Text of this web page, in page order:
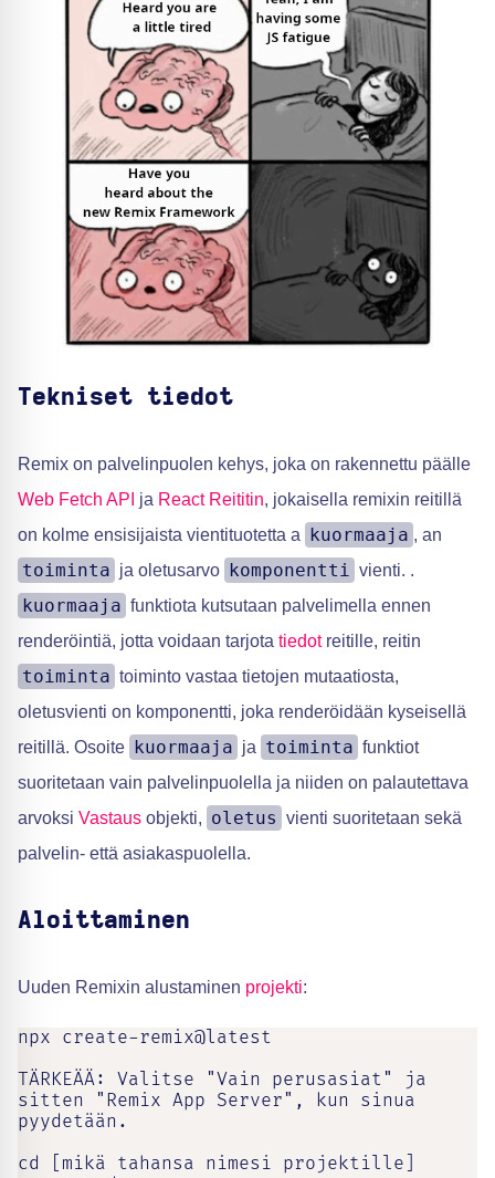
Tekniset tiedot
Remix on palvelinpuolen kehys, joka on rakennettu päälle
Web Fetch API ja React Reititin, jokaisella remixin reitillä
on kolme ensisijaista vientituotetta a kuormaaja , an
toiminta ja oletusarvo komponentti vienti. .
kuormaaja funktiota kutsutaan palvelimella ennen
renderöintiä, jotta voidaan tarjota tiedotreitille, reitin
toiminta toiminto vastaa tietojen mutaatiosta,
oletusvienti on komponentti, joka renderöidään kyseisellä
reitillä. Osoite kuormaaja ja toiminta funktiot
suoritetaan vain palvelinpuolella ja niiden on palautettava
arvoksi Vastaus objekti, oletus vienti suoritetaan sekä
palvelin- että asiakaspuolella.
Aloittaminen
Uuden Remixin alustaminen projekti:
npx create-remix@latest
TÄRKEÄÄ: Valitse "Vain perusasiat" ja
sitten "Remix App Server", kun sinua
pyydetään.
cd [mikä tahansa nimesi projektille]